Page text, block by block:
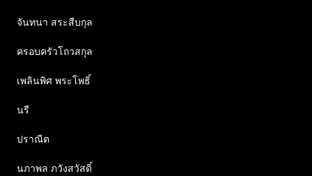
จันทนา สระสืบกุล
ครอบครัวโถวสกุล
เพลินพิศ พระโพธิ์
นรี
ปราณีต
นภาพล ภวังสวัสดิ์